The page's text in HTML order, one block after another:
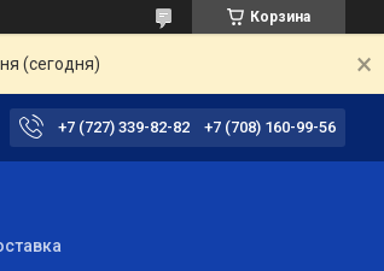
Корзина
(сегодня)
+7 (727) 339-82-82 +7 (708) 160-99-56